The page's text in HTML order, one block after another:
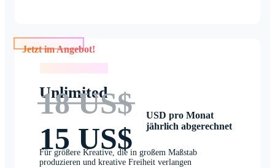
Jetzt im Angebot!
Unlimited
18 US$
15 US$
USD pro Monat
jährlich abgerechnet
Für größere Kreative, die in großem Maßstab
produzieren und kreative Freiheit verlangen